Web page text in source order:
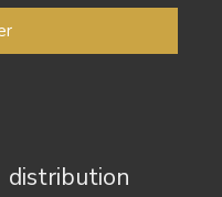
distribution